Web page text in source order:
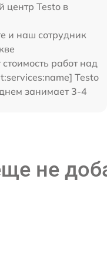
центр Testo в
и наш сотрудник
работ над
Testo
занимает 3-4
не